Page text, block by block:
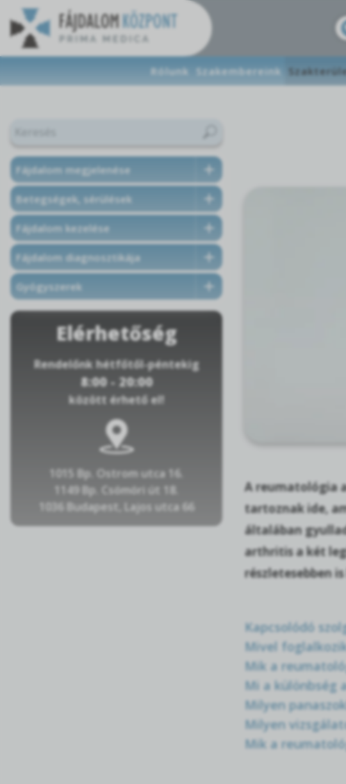
Rólunk Szakembereink
Fájdalom megjelenése
Betegségek, sérülések
Fájdalom kezelése
Fájdalom diagnosztikája
Gyógyszerek
Elérhetőség
Rendelőnk hétfőtől-péntekig
8:00 - 20:00
között érhető el!
1015 Bp. Ostrom utca 16.
1149 Bp. Csömöri út 18.
1036 Budapest, Lajos utca 66
A reumatológia
tartoznak ide,
általában
arthritis a két
részletesebben
Kapcsolódó
Mivel
Mik a
Mi a különbség
Milyen
Milyen
Mik a